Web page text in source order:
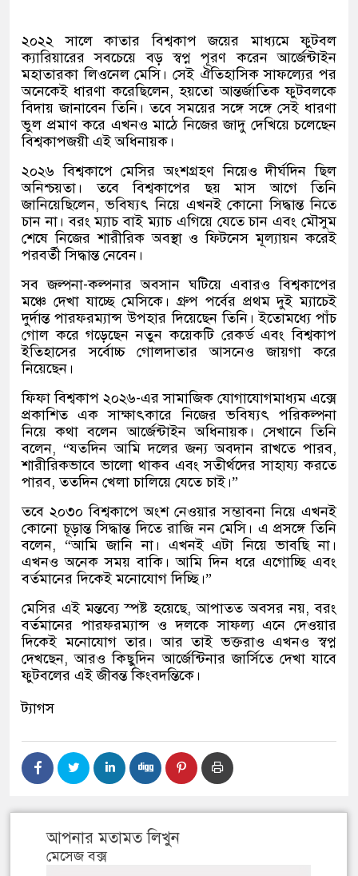
২০২২ সালে কাতার বিশ্বকাপ জয়ের মাধ্যমে ফুটবল
ক্যারিয়ারের সবচেয়ে বড় স্বপ্ন পূরণ করেন আর্জেন্টাইন
মহাতারকা লিওনেল মেসি। সেই ঐতিহাসিক সাফল্যের পর
অনেকেই ধারণা করেছিলেন, হয়তো আন্তর্জাতিক ফুটবলকে
বিদায় জানাবেন তিনি। তবে সময়ের সঙ্গে সঙ্গে সেই ধারণা
ভুল প্রমাণ করে এখনও মাঠে নিজের জাদু দেখিয়ে চলেছেন
বিশ্বকাপজয়ী এই অধিনায়ক।
২০২৬ বিশ্বকাপে মেসির অংশগ্রহণ নিয়েও দীর্ঘদিন ছিল
অনিশ্চয়তা। তবে বিশ্বকাপের ছয় মাস আগে তিনি
জানিয়েছিলেন, ভবিষ্যৎ নিয়ে এখনই কোনো সিদ্ধান্ত নিতে
চান না। বরং ম্যাচ বাই ম্যাচ এগিয়ে যেতে চান এবং মৌসুম
শেষে নিজের শারীরিক অবস্থা ও ফিটনেস মূল্যায়ন করেই
পরবর্তী সিদ্ধান্ত নেবেন।
সব জল্পনা-কল্পনার অবসান ঘটিয়ে এবারও বিশ্বকাপের
মঞ্চে দেখা যাচ্ছে মেসিকে। গ্রুপ পর্বের প্রথম দুই ম্যাচেই
দুর্দান্ত পারফরম্যান্স উপহার দিয়েছেন তিনি। ইতোমধ্যে পাঁচ
গোল করে গড়েছেন নতুন কয়েকটি রেকর্ড এবং বিশ্বকাপ
ইতিহাসের সর্বোচ্চ গোলদাতার আসনেও জায়গা করে
নিয়েছেন।
ফিফা বিশ্বকাপ ২০২৬-এর সামাজিক যোগাযোগমাধ্যম এক্সে
প্রকাশিত এক সাক্ষাৎকারে নিজের ভবিষ্যৎ পরিকল্পনা
নিয়ে কথা বলেন আর্জেন্টাইন অধিনায়ক। সেখানে তিনি
বলেন, “যতদিন আমি দলের জন্য অবদান রাখতে পারব,
শারীরিকভাবে ভালো থাকব এবং সতীর্থদের সাহায্য করতে
পারব, ততদিন খেলা চালিয়ে যেতে চাই।”
তবে ২০৩০ বিশ্বকাপে অংশ নেওয়ার সম্ভাবনা নিয়ে এখনই
কোনো চূড়ান্ত সিদ্ধান্ত দিতে রাজি নন মেসি। এ প্রসঙ্গে তিনি
বলেন, “আমি জানি না। এখনই এটা নিয়ে ভাবছি না।
এখনও অনেক সময় বাকি। আমি দিন ধরে এগোচ্ছি এবং
বর্তমানের দিকেই মনোযোগ দিচ্ছি।”
মেসির এই মন্তব্যে স্পষ্ট হয়েছে, আপাতত অবসর নয়, বরং
বর্তমানের পারফরম্যান্স ও দলকে সাফল্য এনে দেওয়ার
দিকেই মনোযোগ তার। আর তাই ভক্তরাও এখনও স্বপ্ন
দেখছেন, আরও কিছুদিন আর্জেন্টিনার জার্সিতে দেখা যাবে
ফুটবলের এই জীবন্ত কিংবদন্তিকে।
ট্যাগস
আপনার মতামত লিখুন
মেসেজ বক্স